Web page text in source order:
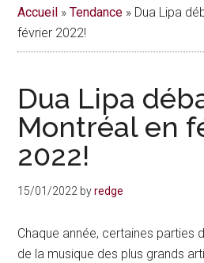
de
vie
urbaine
à
Montréal
Accueil »Tendance » Dua Lipa
février 2022!
Dua Lipa
Montréal en
2022!
15/01/2022 byredge
Chaque année, certaines parties
de la musique des plus grands